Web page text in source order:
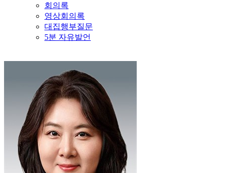
회의록
영상회의록
대집행부질문
5분 자유발언